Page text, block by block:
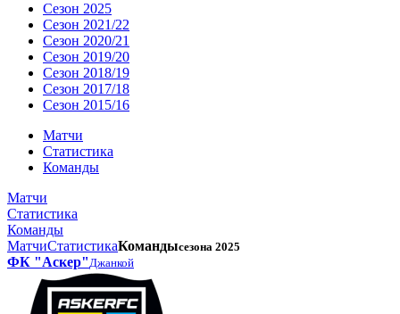
Сезон 2025
Сезон 2021/22
Сезон 2020/21
Сезон 2019/20
Сезон 2018/19
Сезон 2017/18
Сезон 2015/16
Матчи
Статистика
Команды
Матчи
Статистика
Команды
МатчиСтатистикаКомандысезона 2025
ФК "Аскер"Джанкой